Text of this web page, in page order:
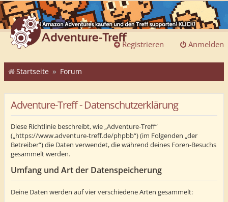
Anmelden
Registrieren
Startseite Forum
Adventure-Treff - Datenschutzerklärung
Diese Richtlinie beschreibt, wie „Adventure-Treff“
(„https://www.adventure-treff.de/phpbb“) (im Folgenden „der
Betreiber“) die Daten verwendet, die während deines Foren-Besuchs
gesammelt werden.
Umfang und Art der Datenspeicherung
Deine Daten werden auf vier verschiedene Arten gesammelt: